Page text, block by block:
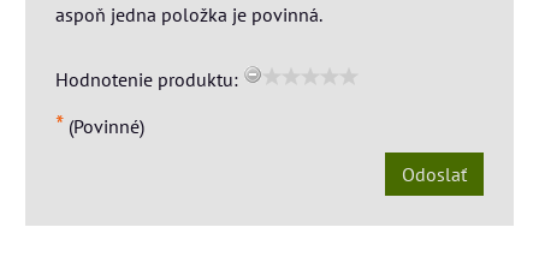
aspoň jedna položka je povinná.
Hodnotenie produktu:
* (Povinné)
Odoslať